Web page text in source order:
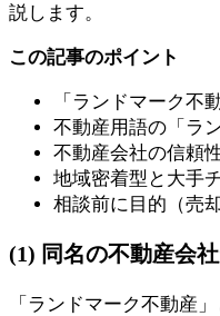
説します。
この記事のポイント
「ランドマーク不
不動産用語の「ラ
不動産会社の信頼
地域密着型と大手
相談前に目的（売
(1) 同名の不動産会
「ランドマーク不動産